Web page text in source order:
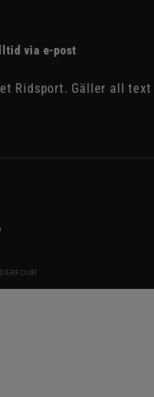
via e-post
Ridsport. Gäller all text